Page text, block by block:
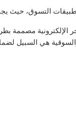
التسوق، حيث
الإلكترونية مصممة
والسوقية هي السبيل